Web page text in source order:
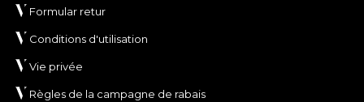
Formular retur
Conditions d'utilisation
Vie privée
Règles de la campagne de rabais